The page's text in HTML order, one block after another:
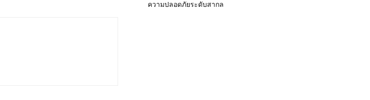
ความปลอดภัยระดับสากล